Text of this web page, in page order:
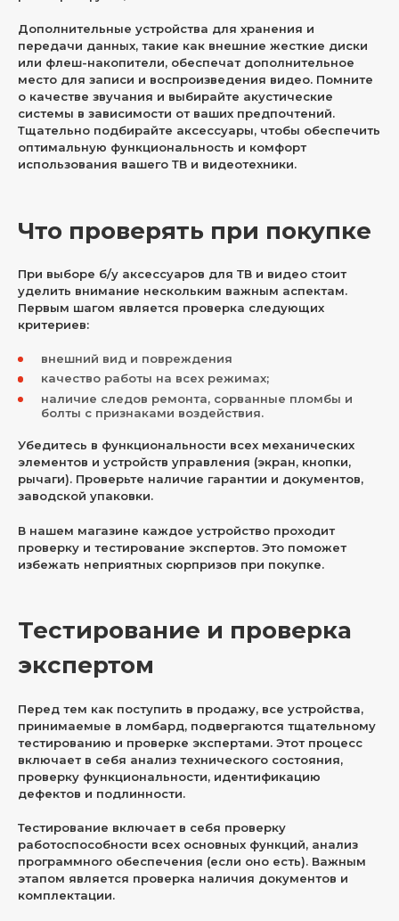
Дополнительные устройства для хранения и
передачи данных, такие как внешние жесткие диски
или флеш-накопители, обеспечат дополнительное
место для записи и воспроизведения видео. Помните
о качестве звучания и выбирайте акустические
системы в зависимости от ваших предпочтений.
Тщательно подбирайте аксессуары, чтобы обеспечить
оптимальную функциональность и комфорт
использования вашего ТВ и видеотехники.
Что проверять при покупке
При выборе б/у аксессуаров для ТВ и видео стоит
уделить внимание нескольким важным аспектам.
Первым шагом является проверка следующих
критериев:
внешний вид и повреждения
качество работы на всех режимах;
наличие следов ремонта, сорванные пломбы и
болты с признаками воздействия.
Убедитесь в функциональности всех механических
элементов и устройств управления (экран, кнопки,
рычаги). Проверьте наличие гарантии и документов,
заводской упаковки.
В нашем магазине каждое устройство проходит
проверку и тестирование экспертов. Это поможет
избежать неприятных сюрпризов при покупке.
Тестирование и проверка
экспертом
Перед тем как поступить в продажу, все устройства,
принимаемые в ломбард, подвергаются тщательному
тестированию и проверке экспертами. Этот процесс
включает в себя анализ технического состояния,
проверку функциональности, идентификацию
дефектов и подлинности.
Тестирование включает в себя проверку
работоспособности всех основных функций, анализ
программного обеспечения (если оно есть). Важным
этапом является проверка наличия документов и
комплектации.